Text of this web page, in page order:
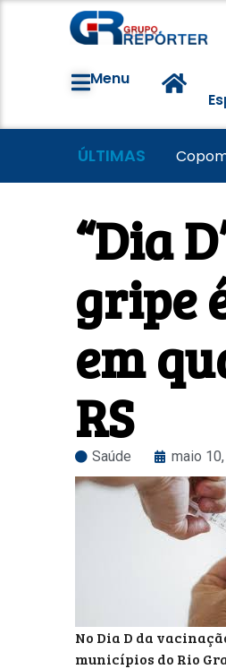
Menu
ÚLTIMAS
“Dia
gripe
em
RS
Saúde maio
No Dia D da
municípios do Rio